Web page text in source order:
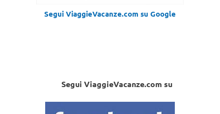
Segui ViaggieVacanze.com su Google
Segui ViaggieVacanze.com su